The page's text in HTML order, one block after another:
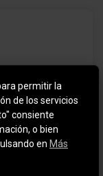
mínimo
para
Sus 5
amplio
en tu rutina.
permitir la
de los servicios
consiente
o bien
en Más